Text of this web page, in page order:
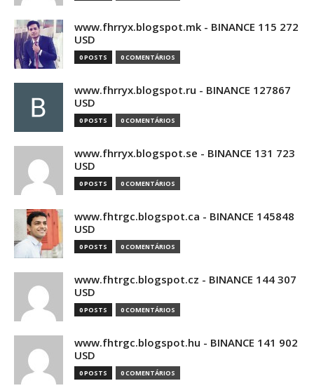
www.fhrryx.blogspot.mk - BINANCE 115 272
USD
0 POSTS 0 COMENTÁRIOS
www.fhrryx.blogspot.ru - BINANCE 127867
USD
0 POSTS 0 COMENTÁRIOS
www.fhrryx.blogspot.se - BINANCE 131 723
USD
0 POSTS 0 COMENTÁRIOS
www.fhtrgc.blogspot.ca - BINANCE 145848
USD
0 POSTS 0 COMENTÁRIOS
www.fhtrgc.blogspot.cz - BINANCE 144 307
USD
0 POSTS 0 COMENTÁRIOS
www.fhtrgc.blogspot.hu - BINANCE 141 902
USD
0 POSTS 0 COMENTÁRIOS